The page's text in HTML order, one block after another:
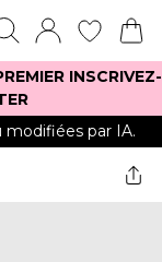
INSCRIVEZ-
modifiées par IA.